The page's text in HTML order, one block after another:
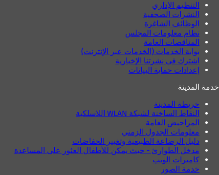
التنظيم الإداري
النشرات الصحفية
الوظائف الشاغرة
نظام معلومات المجلس
المناقصات العامة
بوابة الخدمات (الخدمات عبر الإنترنت)
اشترك في نشرتنا الإخبارية
إعدادات حماية البيانات
خدمة المدينة
خريطة المدينة
النقاط الساخنة لشبكة WLAN اللاسلكية
المراحيض العامة
معلومات الجدول الزمني
دليل الرضاعة الطبيعية وتغيير الحفاضات
مدخل الطوارئ - حيث يمكن للأطفال العثور على المساعدة
كاميرات الويب
خدمة الصور